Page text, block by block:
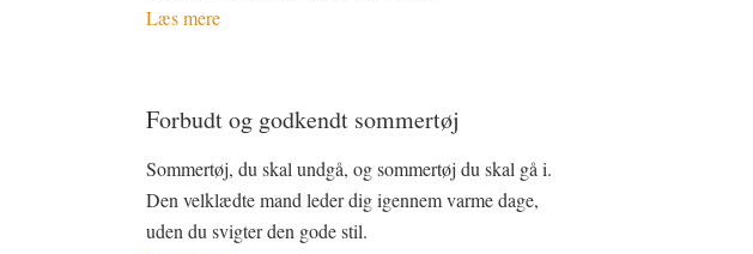
Læs mere
Forbudt og godkendt sommertøj
Sommertøj, du skal undgå, og sommertøj du skal gå i.
Den velklædte mand leder dig igennem varme dage,
uden du svigter den gode stil.